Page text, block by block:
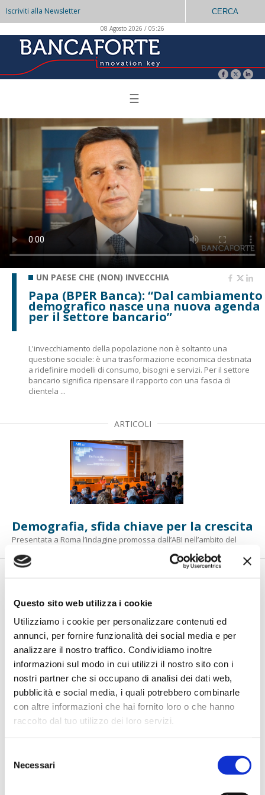
Questo sito web utilizza i cookie
Utilizziamo i cookie per personalizzare contenuti ed
annunci, per fornire funzionalità dei social media e per
analizzare il nostro traffico. Condividiamo inoltre
informazioni sul modo in cui utilizzi il nostro sito con i
nostri partner che si occupano di analisi dei dati web,
pubblicità e social media, i quali potrebbero combinarle
con altre informazioni che hai fornito loro o che hanno
raccolto dal tuo utilizzo dei loro servizi.
delNecessari
Iscriviti alla Newsletter CERCA
08 Agosto 2026 / 05:26
☰
UN PAESE CHE (NON) INVECCHIA
Papa (BPER Banca): “Dal cambiamento
demografico nasce una nuova agenda
per il settore bancario”
L'invecchiamento della popolazione non è soltanto una
questione sociale: è una trasformazione economica destinata
a ridefinire modelli di consumo, bisogni e servizi. Per il settore
bancario significa ripensare il rapporto con una fascia di
clientela ...
ARTICOLI
Demografia, sfida chiave per la crescita
Presentata a Roma l’indagine promossa dall’ABI nell’ambito del
Pag. successiva
WeSec - Il Salone della Sicurezza
Il nuovo appuntamento promosso dall’ABI su sicurezza,